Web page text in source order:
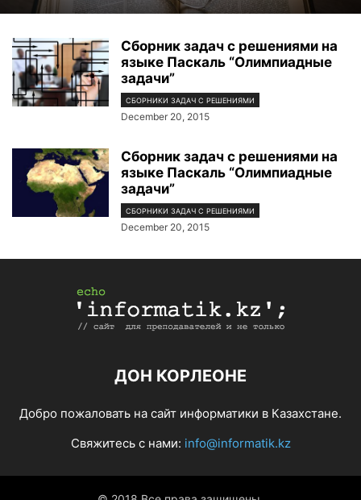
Сборник задач с решениями на
языке Паскаль “Олимпиадные
задачи”
СБОРНИКИ ЗАДАЧ С РЕШЕНИЯМИ
December 20, 2015
Сборник задач с решениями на
языке Паскаль “Олимпиадные
задачи”
СБОРНИКИ ЗАДАЧ С РЕШЕНИЯМИ
December 20, 2015
ДОН КОРЛЕОНЕ
Добро пожаловать на сайт информатики в Казахстане.
Свяжитесь с нами: info@informatik.kz